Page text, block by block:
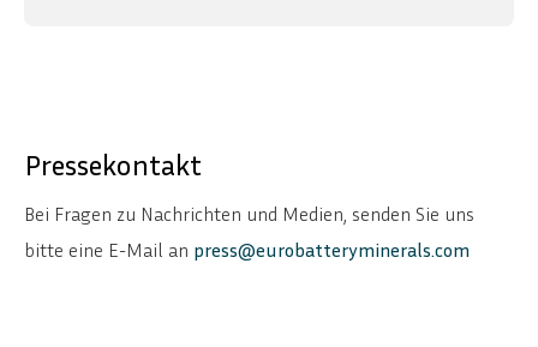
Pressekontakt
Bei Fragen zu Nachrichten und Medien, senden Sie uns
bitte eine E-Mail an press@eurobatteryminerals.com